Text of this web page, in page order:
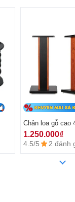
loa gỗ cao
Chân loa gỗ cao
1.250.000₫
4.5/5 2 đánh